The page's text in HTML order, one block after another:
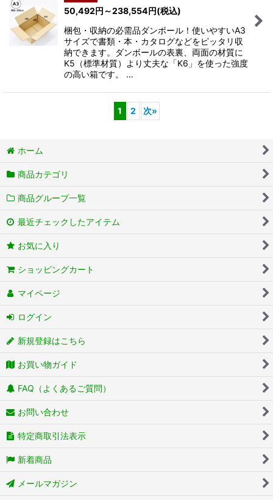
50,492円 ～238,554円(税込)
梱包・収納の必需品ダンボール！使いやすいA3
サイズで書類・本・カタログなどをピッタリ収
納できます。ダンボールの表裏、両面の材質に
K5（標準材質）より丈夫な「K6」を使った強度
の高い箱です。 …
1 2 次»
ホーム
商品カテゴリ
商品グループ一覧
最近チェックしたアイテム
お気に入り
ショッピングカート
マイページ
ログイン
新規登録はこちら
お買い物ガイド
FAQ（よくあるご質問）
お問い合わせ
特定商取引法表示
新着商品
メールマガジン